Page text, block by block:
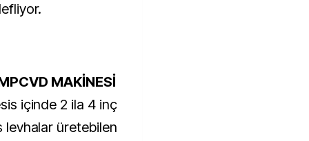
MAKİNESİ
içinde 2 ila 4 inç
levhalar üretebilen